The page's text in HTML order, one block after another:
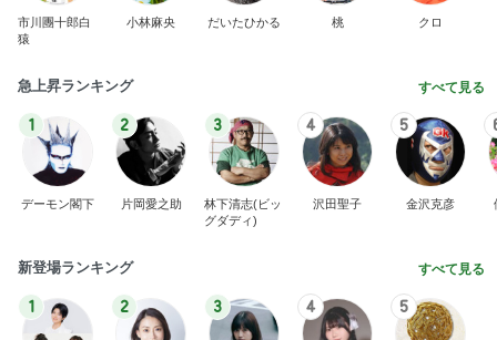
市川團十郎白
猿
小林麻央 だいたひかる 桃 クロ
急上昇ランキング すべて見る
1
デーモン閣下
2
片岡愛之助
3
林下清志(ビッ
グダディ)
4
沢田聖子
5
金沢克彦
新登場ランキング すべて見る
1 2 3 4 5